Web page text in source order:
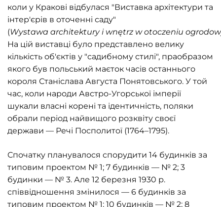
коли у Кракові відбулася "Виставка архітектури та
інтер'єрів в оточенні саду"
(Wystawa architektury i wnętrz wotoczeniu
На цій виставці було представлено велику
кількість об'єктів у "садибному стилі", праобразом
якого був польський маєток часів останнього
короля Станіслава Августа Понятовського. У той
час, коли народи Австро-Угорської імперії
шукали власні корені та ідентичність, поляки
обрали період найвищого розквіту своєї
держави — Речі Посполитої (1764–1795).
Спочатку планувалося спорудити 14 будинків за
типовим проектом № 1; 7 будинків — № 2; 3
будинки — № 3. Але 12 березня 1930 р.
співвідношення змінилося — 6 будинків за
типовим проектом № 1; 10 будинків — № 2; 8